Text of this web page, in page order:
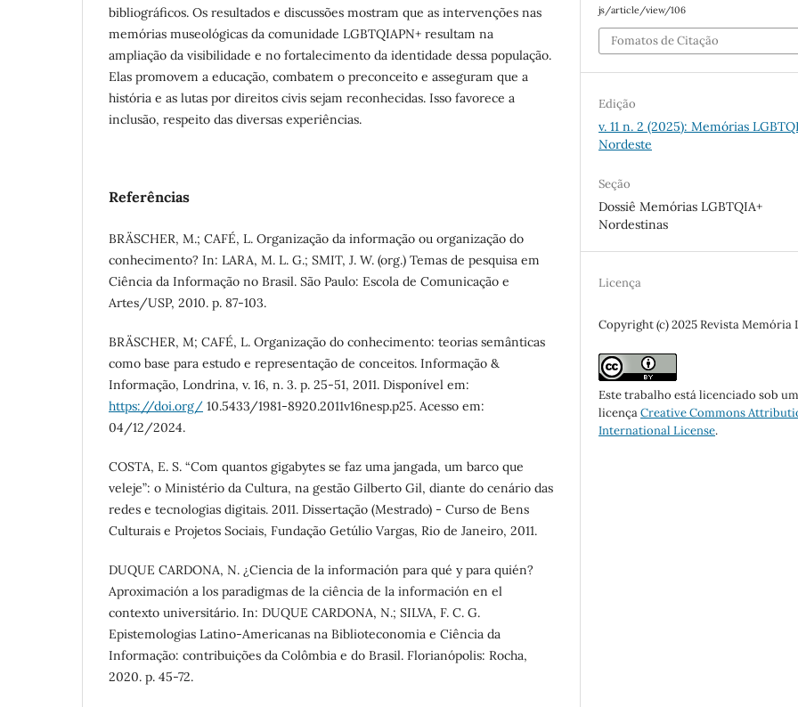
bibliográficos. Os resultados e discussões mostram que as intervenções nas
memórias museológicas da comunidade LGBTQIAPN+ resultam na
ampliação da visibilidade e no fortalecimento da identidade dessa população.
Elas promovem a educação, combatem o preconceito e asseguram que a
história e as lutas por direitos civis sejam reconhecidas. Isso favorece a
inclusão, respeito das diversas experiências.
Referências
BRÄSCHER, M.; CAFÉ, L. Organização da informação ou organização do
conhecimento? In: LARA, M. L. G.; SMIT, J. W. (org.) Temas de pesquisa em
Ciência da Informação no Brasil. São Paulo: Escola de Comunicação e
Artes/USP, 2010. p. 87-103.
BRÄSCHER, M; CAFÉ, L. Organização do conhecimento: teorias semânticas
como base para estudo e representação de conceitos. Informação &
Informação, Londrina, v. 16, n. 3. p. 25-51, 2011. Disponível em:
https://doi.org/ 10.5433/1981-8920.2011v16nesp.p25. Acesso em:
04/12/2024.
COSTA, E. S. “Com quantos gigabytes se faz uma jangada, um barco que
veleje”: o Ministério da Cultura, na gestão Gilberto Gil, diante do cenário das
redes e tecnologias digitais. 2011. Dissertação (Mestrado) - Curso de Bens
Culturais e Projetos Sociais, Fundação Getúlio Vargas, Rio de Janeiro, 2011.
DUQUE CARDONA, N. ¿Ciencia de la información para qué y para quién?
Aproximación a los paradigmas de la ciência de la información en el
contexto universitário. In: DUQUE CARDONA, N.; SILVA, F. C. G.
Epistemologias Latino-Americanas na Biblioteconomia e Ciência da
Informação: contribuições da Colômbia e do Brasil. Florianópolis: Rocha,
2020. p. 45-72.
js/article/view/106
Fomatos de Citação
Edição
v. 11 n. 2 (2025): Memórias
Nordeste
Seção
Dossiê Memórias LGBTQIA+
Nordestinas
Licença
Copyright (c) 2025 Revista Memória
Este trabalho está licenciado sob
licençaCreative Commons
International License.